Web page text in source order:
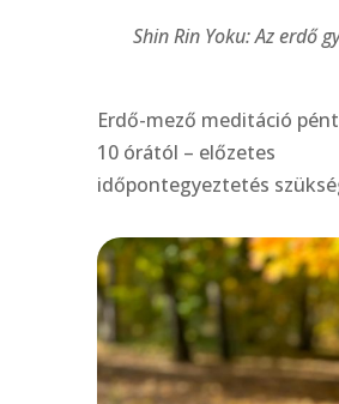
Shin Rin Yoku: Az erdő
Erdő-mező meditáció
10 órától – előzetes
időpontegyeztetés